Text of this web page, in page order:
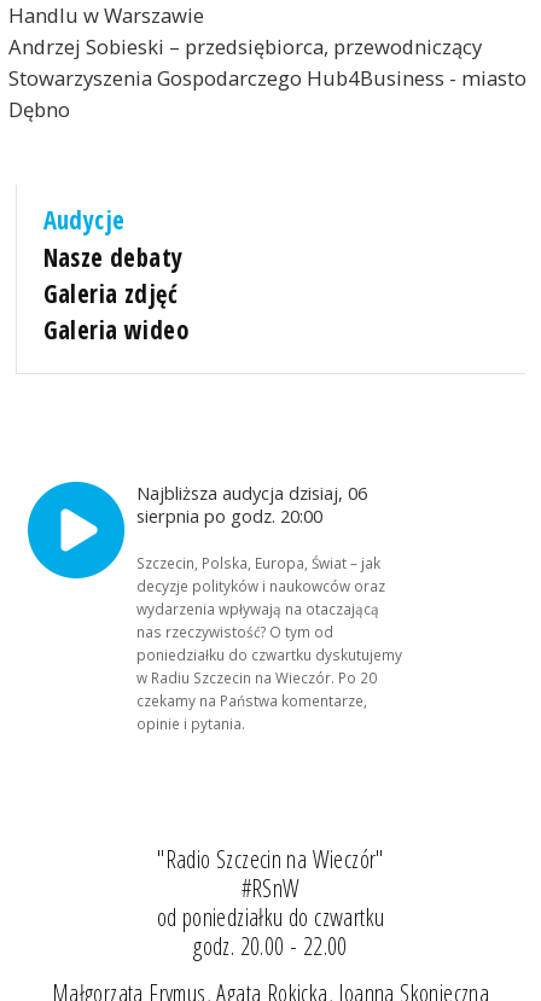
Handlu w Warszawie
Andrzej Sobieski – przedsiębiorca, przewodniczący
Stowarzyszenia Gospodarczego Hub4Business - miasto
Dębno
Audycje
Nasze debaty
Galeria zdjęć
Galeria wideo
Najbliższa audycja dzisiaj, 06
sierpnia po godz. 20:00
Szczecin, Polska, Europa, Świat – jak
decyzje polityków i naukowców oraz
wydarzenia wpływają na otaczającą
nas rzeczywistość? O tym od
poniedziałku do czwartku dyskutujemy
w Radiu Szczecin na Wieczór. Po 20
czekamy na Państwa komentarze,
opinie i pytania.
"Radio Szczecin na Wieczór"
#RSnW
od poniedziałku do czwartku
godz. 20.00 - 22.00
Małgorzata Frymus, Agata Rokicka, Joanna Skonieczna